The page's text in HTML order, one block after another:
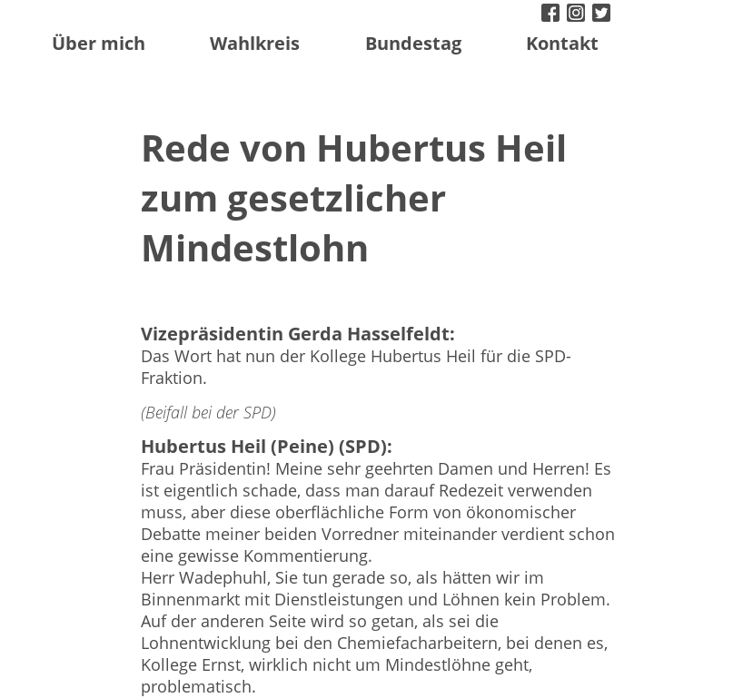
facebook
instagram
twitter
Über mich Wahlkreis Bundestag Kontakt
Rede von Hubertus Heil
zum gesetzlicher
Mindestlohn
Vizepräsidentin Gerda Hasselfeldt:
Das Wort hat nun der Kollege Hubertus Heil für die SPD-
Fraktion.
(Beifall bei der SPD)
Hubertus Heil (Peine) (SPD):
Frau Präsidentin! Meine sehr geehrten Damen und Herren! Es
ist eigentlich schade, dass man darauf Redezeit verwenden
muss, aber diese oberflächliche Form von ökonomischer
Debatte meiner beiden Vorredner miteinander verdient schon
eine gewisse Kommentierung.
Herr Wadephuhl, Sie tun gerade so, als hätten wir im
Binnenmarkt mit Dienstleistungen und Löhnen kein Problem.
Auf der anderen Seite wird so getan, als sei die
Lohnentwicklung bei den Chemiefacharbeitern, bei denen es,
Kollege Ernst, wirklich nicht um Mindestlöhne geht,
problematisch.